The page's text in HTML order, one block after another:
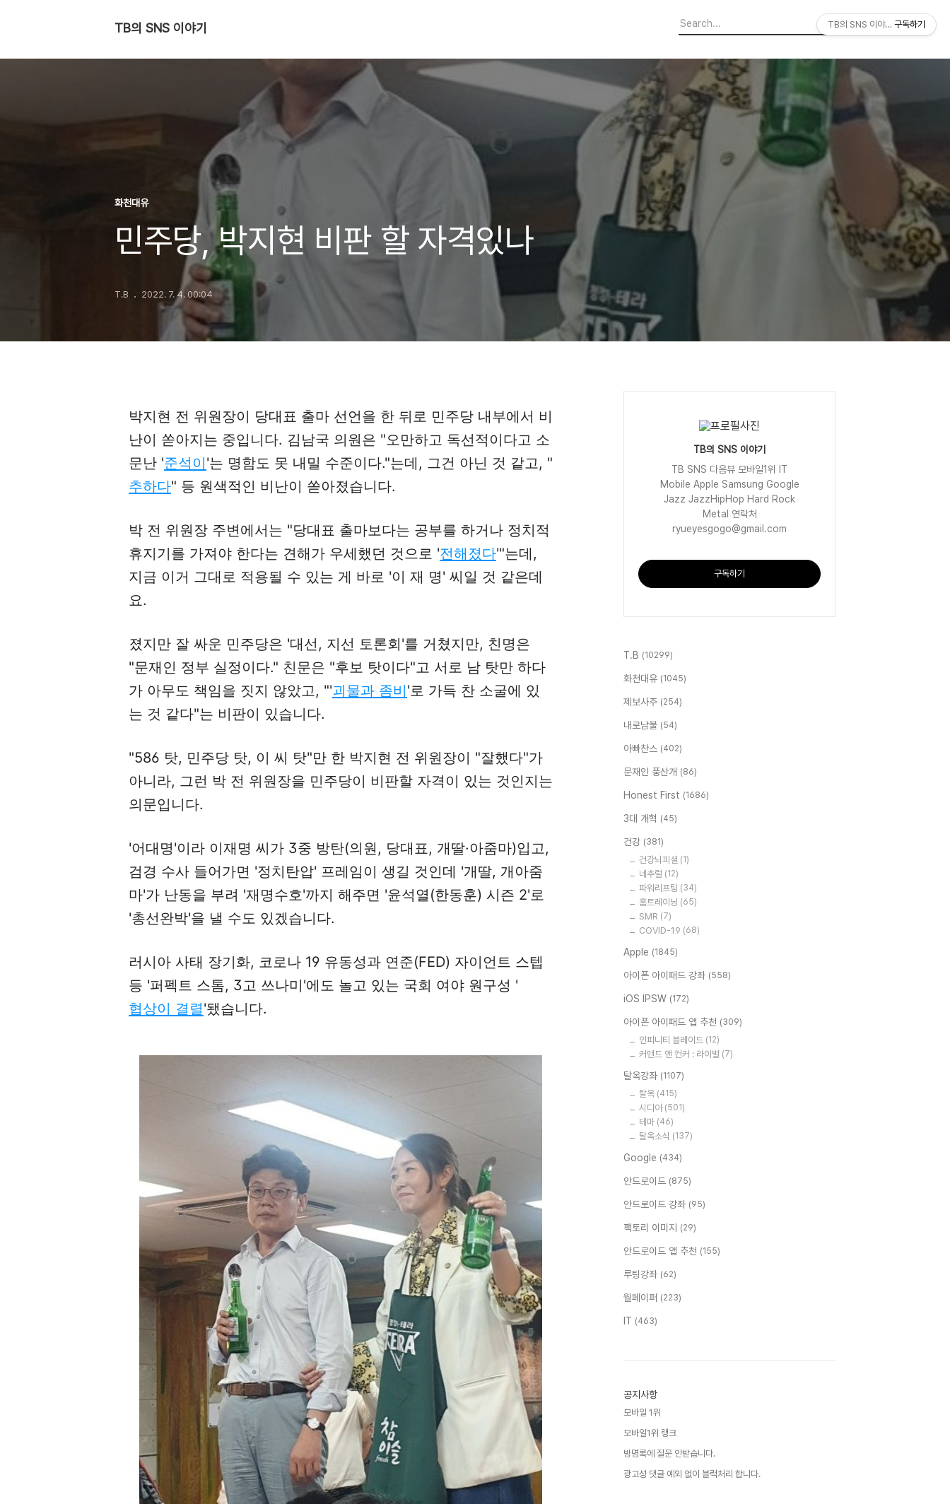
TB의 SNS 이야기
화천대유
민주당, 박지현 비판 할 자격있나
T.B 2022. 7. 4. 00:04
박지현 전 위원장이 당대표 출마 선언을 한 뒤로 민주당 내부에서 비
난이 쏟아지는 중입니다. 김남국 의원은 "오만하고 독선적이다고 소
문난 '준석이'는 명함도 못 내밀 수준이다."는데, 그건 아닌 것 같고, "
추하다" 등 원색적인 비난이 쏟아졌습니다.
박 전 위원장 주변에서는 "당대표 출마보다는 공부를 하거나 정치적
휴지기를 가져야 한다는 견해가 우세했던 것으로 '전해졌다'"는데,
지금 이거 그대로 적용될 수 있는 게 바로 '이 재 명' 씨일 것 같은데
요.
졌지만 잘 싸운 민주당은 '대선, 지선 토론회'를 거쳤지만, 친명은
"문재인 정부 실정이다." 친문은 "후보 탓이다"고 서로 남 탓만 하다
가 아무도 책임을 짓지 않았고, "'괴물과 좀비'로 가득 찬 소굴에 있
는 것 같다"는 비판이 있습니다.
"586 탓, 민주당 탓, 이 씨 탓"만 한 박지현 전 위원장이 "잘했다"가
아니라, 그런 박 전 위원장을 민주당이 비판할 자격이 있는 것인지는
의문입니다.
'어대명'이라 이재명 씨가 3중 방탄(의원, 당대표, 개딸·아줌마)입고,
검경 수사 들어가면 '정치탄압' 프레임이 생길 것인데 '개딸, 개아줌
마'가 난동을 부려 '재명수호'까지 해주면 '윤석열(한동훈) 시즌 2'로
'총선완박'을 낼 수도 있겠습니다.
러시아 사태 장기화, 코로나 19 유동성과 연준(FED) 자이언트 스텝
등 '퍼펙트 스톰, 3고 쓰나미'에도 놀고 있는 국회 여야 원구성 '
협상이 결렬'됐습니다.
TB의 SNS 이야기
TB SNS 다음뷰 모바일1위 IT
Mobile Apple Samsung Google
Jazz JazzHipHop Hard Rock
Metal 연락처
ryueyesgogo@gmail.com
구독하기
T.B (10299)
화천대유 (1045)
제보사주 (254)
내로남불 (54)
아빠찬스 (402)
문재인 풍산개 (86)
Honest First (1686)
3대 개혁 (45)
건강 (381)
건강뇌피셜 (1)
네추럴 (12)
파워리프팅 (34)
홈트레이닝 (65)
SMR (7)
COVID-19 (68)
Apple (1845)
아이폰 아이패드 강좌 (558)
iOS IPSW (172)
아이폰 아이패드 앱 추천 (309)
인피니티 블레이드 (12)
커맨드 앤 컨커 : 라이벌 (7)
탈옥강좌 (1107)
탈옥 (415)
시디아 (501)
테마 (46)
탈옥소식 (137)
Google (434)
안드로이드 (875)
안드로이드 강좌 (95)
팩토리 이미지 (29)
안드로이드 앱 추천 (155)
루팅강좌 (62)
월페이퍼 (223)
IT (463)
공지사항
모바일 1위
모바일1위 랭크
방명록에 질문 안받습니다.
광고성 댓글 예외 없이 블럭처리 합니다.
TB의 SNS 이야기 구독하기